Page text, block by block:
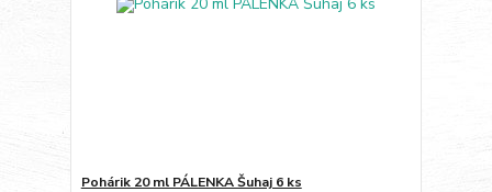
Pohárik 20 ml PÁLENKA Šuhaj 6 ks